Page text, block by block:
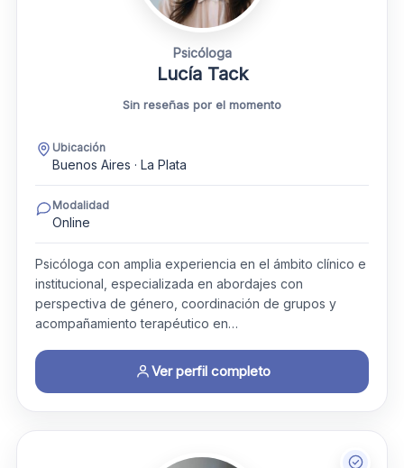
Psicóloga
Lucía Tack
Sin reseñas por el momento
Ubicación
Buenos Aires · La Plata
Modalidad
Online
Psicóloga con amplia experiencia en el ámbito clínico e
institucional, especializada en abordajes con
perspectiva de género, coordinación de grupos y
acompañamiento terapéutico en…
Ver perfil completo